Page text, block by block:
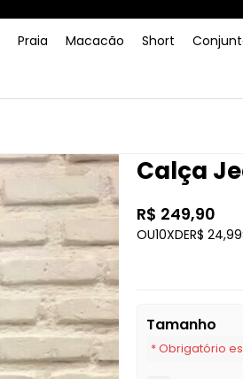
Praia Macacão Short
Calça
R$ 249,90
OU10XDER$ 24,99
Tamanho
* Obrigatório